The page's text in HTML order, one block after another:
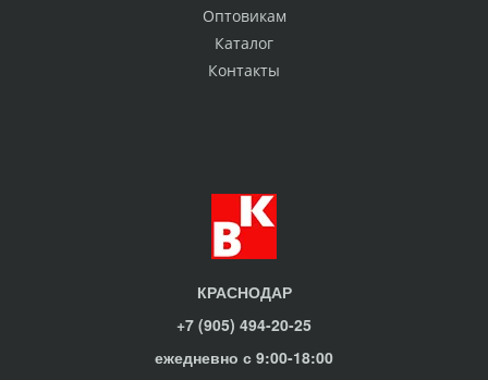
Оптовикам
Каталог
Контакты
КРАСНОДАР
+7 (905) 494-20-25
ежедневно с 9:00-18:00